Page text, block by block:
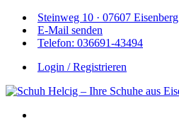
Steinweg 10 · 07607 Eisenberg
E-Mail senden
Telefon: 036691-43494
Login / Registrieren